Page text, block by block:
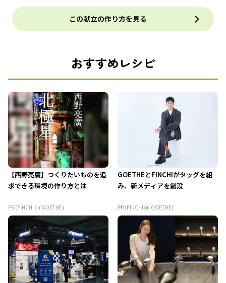
この献立の作り方を見る
おすすめレシピ
【西野亮廣】つくりたいものを追
求できる環境の作り方とは
PR (FINCHI on GOETHE)
GOETHEとFINCHIがタッグを組
み、新メディアを創設
PR (FINCHI on GOETHE)